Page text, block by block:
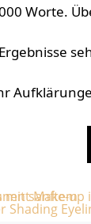
Worte.